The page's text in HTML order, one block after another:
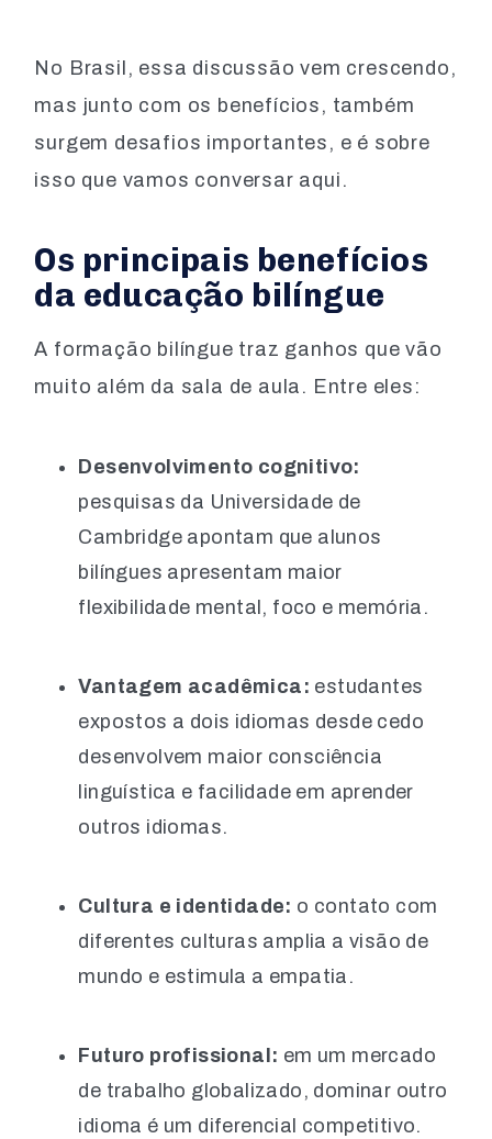
No Brasil, essa discussão vem crescendo,
mas junto com os benefícios, também
surgem desafios importantes, e é sobre
isso que vamos conversar aqui.
Os principais benefícios
da educação bilíngue
A formação bilíngue traz ganhos que vão
muito além da sala de aula. Entre eles:
Desenvolvimento cognitivo:
pesquisas da Universidade de
Cambridge apontam que alunos
bilíngues apresentam maior
flexibilidade mental, foco e memória.
Vantagem acadêmica: estudantes
expostos a dois idiomas desde cedo
desenvolvem maior consciência
linguística e facilidade em aprender
outros idiomas.
Cultura e identidade: o contato com
diferentes culturas amplia a visão de
mundo e estimula a empatia.
Futuro profissional: em um mercado
de trabalho globalizado, dominar outro
idioma é um diferencial competitivo.